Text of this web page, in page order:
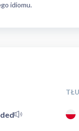
idiomu.